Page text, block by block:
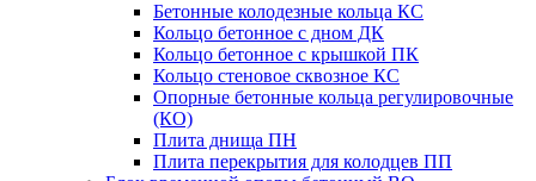
Бетонные колодезные кольца КС
Кольцо бетонное с дном ДК
Кольцо бетонное с крышкой ПК
Кольцо стеновое сквозное КС
Опорные бетонные кольца регулировочные
(КО)
Плита днища ПН
Плита перекрытия для колодцев ПП